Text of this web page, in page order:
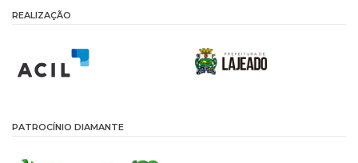
REALIZAÇÃO
PATROCÍNIO DIAMANTE